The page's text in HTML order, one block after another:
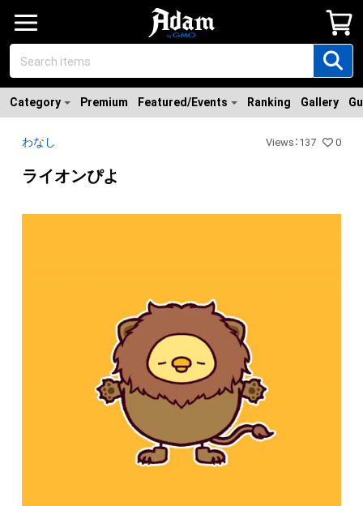
Category Premium Featured/Events Ranking Gallery
わなし Views ： 137 0
ライオンぴよ